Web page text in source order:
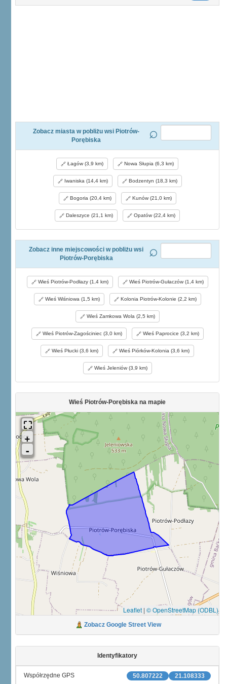
Zobacz miasta w pobliżu wsi Piotrów-
Porębiska
Łagów (3,9 km) Nowa Słupia (6,3 km)
Iwaniska (14,4 km) Bodzentyn (18,3 km)
Bogoria (20,4 km) Kunów (21,0 km)
Daleszyce (21,1 km) Opatów (22,4 km)
Zobacz inne miejscowości w pobliżu wsi
Piotrów-Porębiska
Wieś Piotrów-Podłazy (1,4 km) Wieś Piotrów-Gułaczów (1,4 km)
Wieś Wiśniowa (1,5 km) Kolonia Piotrów-Kolonie (2,2 km)
Wieś Zamkowa Wola (2,5 km)
Wieś Piotrów-Zagościniec (3,0 km) Wieś Paprocice (3,2 km)
Wieś Płucki (3,6 km) Wieś Piórków-Kolonia (3,6 km)
Wieś Jeleniów (3,9 km)
Wieś Piotrów-Porębiska na mapie
Leaflet | © OpenStreetMap (ODBL)
Zobacz Google Street View
Identyfikatory
21.108333
50.807222
Współrzędne GPS